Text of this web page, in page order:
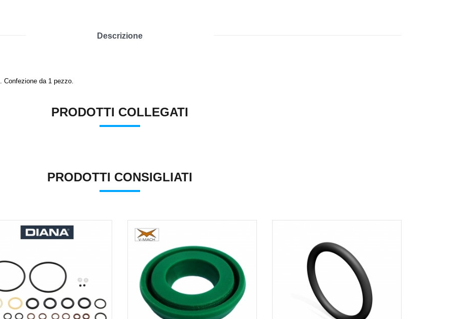
Descrizione
. Confezione da 1 pezzo.
PRODOTTI COLLEGATI
PRODOTTI CONSIGLIATI